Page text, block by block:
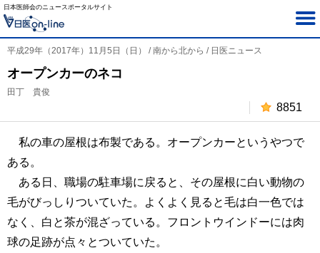
日本医師会のニュースポータルサイト
平成29年（2017年）11月5日（日） / 南から北から / 日医ニュース
オープンカーのネコ
田丁 貴俊
8851
私の車の屋根は布製である。オープンカーというやつで
ある。
ある日、職場の駐車場に戻ると、その屋根に白い動物の
毛がびっしりついていた。よくよく見ると毛は白一色では
なく、白と茶が混ざっている。フロントウインドーには肉
球の足跡が点々とついていた。